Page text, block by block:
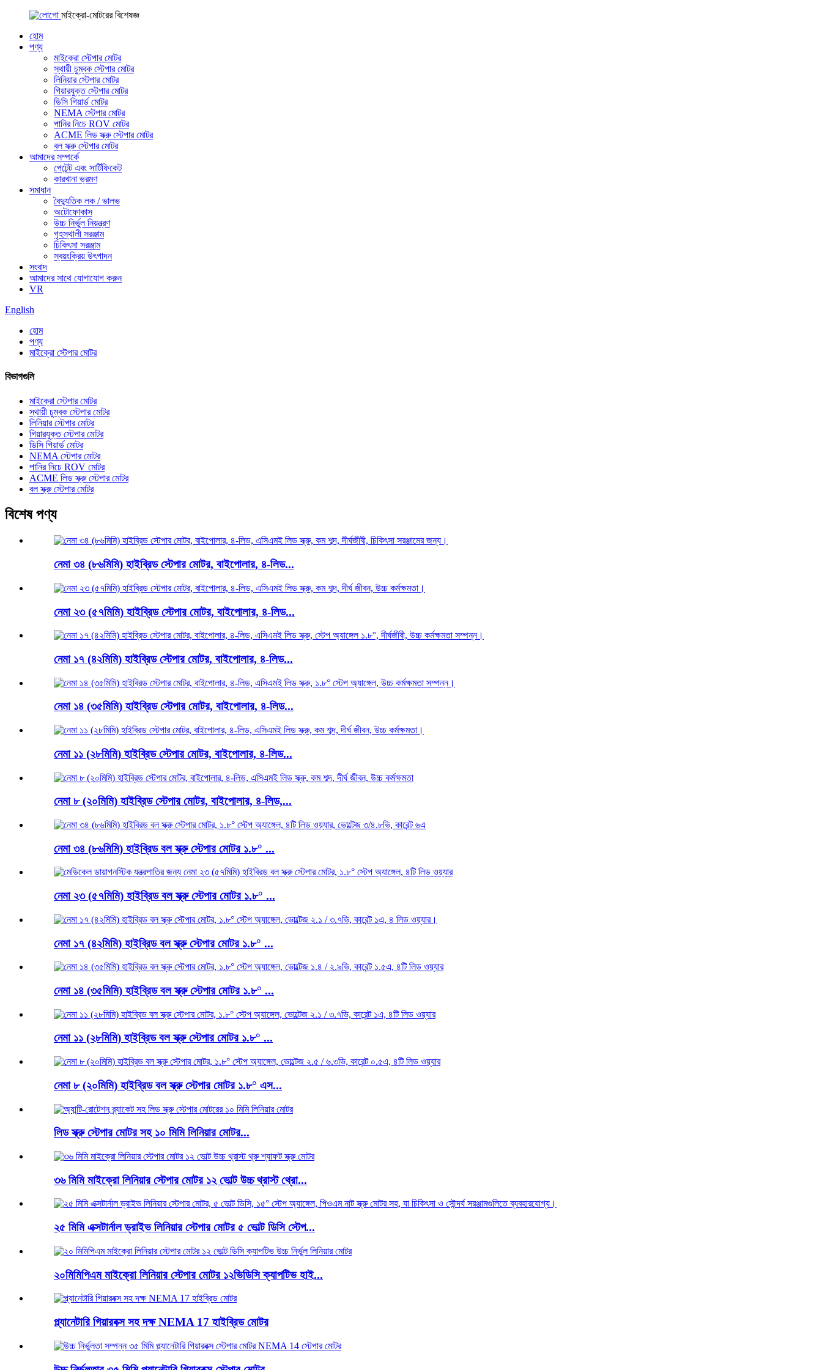
মাইক্রো-মোটরের বিশেষজ্ঞ
হোম
পণ্য
মাইক্রো স্টেপার মোটর
স্থায়ী চুম্বক স্টেপার মোটর
লিনিয়ার স্টেপার মোটর
গিয়ারযুক্ত স্টেপার মোটর
ডিসি গিয়ার্ড মোটর
NEMA স্টেপার মোটর
পানির নিচে ROV মোটর
ACME লিড স্ক্রু স্টেপার মোটর
বল স্ক্রু স্টেপার মোটর
আমাদের সম্পর্কে
পেটেন্ট এবং সার্টিফিকেট
কারখানা ভ্রমণ
সমাধান
বৈদ্যুতিক লক / ভালভ
অটোফোকাস
উচ্চ নির্ভুল নিয়ন্ত্রণ
গৃহস্থালী সরঞ্জাম
চিকিৎসা সরঞ্জাম
স্বয়ংক্রিয় উৎপাদন
সংবাদ
আমাদের সাথে যোগাযোগ করুন
VR
English
হোম
পণ্য
মাইক্রো স্টেপার মোটর
বিভাগগুলি
মাইক্রো স্টেপার মোটর
স্থায়ী চুম্বক স্টেপার মোটর
লিনিয়ার স্টেপার মোটর
গিয়ারযুক্ত স্টেপার মোটর
ডিসি গিয়ার্ড মোটর
NEMA স্টেপার মোটর
পানির নিচে ROV মোটর
ACME লিড স্ক্রু স্টেপার মোটর
বল স্ক্রু স্টেপার মোটর
বিশেষ পণ্য
নেমা ৩৪ (৮৬মিমি) হাইব্রিড স্টেপার মোটর, বাইপোলার, ৪-লিড...
নেমা ২৩ (৫৭মিমি) হাইব্রিড স্টেপার মোটর, বাইপোলার, ৪-লিড...
নেমা ১৭ (৪২মিমি) হাইব্রিড স্টেপার মোটর, বাইপোলার, ৪-লিড...
নেমা ১৪ (৩৫মিমি) হাইব্রিড স্টেপার মোটর, বাইপোলার, ৪-লিড...
নেমা ১১ (২৮মিমি) হাইব্রিড স্টেপার মোটর, বাইপোলার, ৪-লিড...
নেমা ৮ (২০মিমি) হাইব্রিড স্টেপার মোটর, বাইপোলার, ৪-লিড,...
নেমা ৩৪ (৮৬মিমি) হাইব্রিড বল স্ক্রু স্টেপার মোটর ১.৮° ...
নেমা ২৩ (৫৭মিমি) হাইব্রিড বল স্ক্রু স্টেপার মোটর ১.৮° ...
নেমা ১৭ (৪২মিমি) হাইব্রিড বল স্ক্রু স্টেপার মোটর ১.৮° ...
নেমা ১৪ (৩৫মিমি) হাইব্রিড বল স্ক্রু স্টেপার মোটর ১.৮° ...
নেমা ১১ (২৮মিমি) হাইব্রিড বল স্ক্রু স্টেপার মোটর ১.৮° ...
নেমা ৮ (২০মিমি) হাইব্রিড বল স্ক্রু স্টেপার মোটর ১.৮° এস...
লিড স্ক্রু স্টেপার মোটর সহ ১০ মিমি লিনিয়ার মোটর...
৩৬ মিমি মাইক্রো লিনিয়ার স্টেপার মোটর ১২ ভোল্ট উচ্চ থ্রাস্ট থ্রো...
২৫ মিমি এক্সটার্নাল ড্রাইভ লিনিয়ার স্টেপার মোটর ৫ ভোল্ট ডিসি স্টেপ...
২০মিমিপিএম মাইক্রো লিনিয়ার স্টেপার মোটর ১২ভিডিসি ক্যাপটিভ হাই...
প্ল্যানেটারি গিয়ারবক্স সহ দক্ষ NEMA 17 হাইব্রিড মোটর